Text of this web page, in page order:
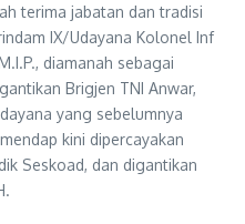
terima jabatan dan tradisi
IX/Udayana Kolonel Inf
diamanah sebagai
Brigjen TNI Anwar,
yang sebelumnya
kini dipercayakan
Seskoad, dan digantikan